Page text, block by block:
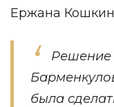
Ержана
Решение
была